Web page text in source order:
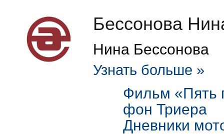
Бессонова
Нина Бессонова
Узнать больше »
Фильм «Пять
фон Триера
Дневники